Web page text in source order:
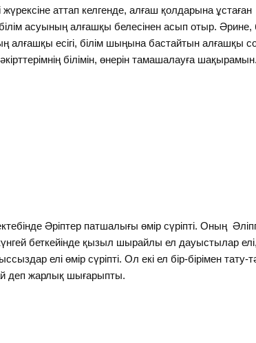
аттап келгенде, алғаш қолдарына ұстаған
білім асуының алғашқы белесінен асып отыр. Әрине,
алғашқы есігі, білім шыңына бастайтын алғашқы
білімін, өнерін тамашалауға шақырамын.
Әріптер патшалығы өмір сүріпті. Оның
беткейінде қызыл шырайлы ел дауыстылар
елі өмір сүріпті. Ол екі ел бір-бірімен тату-
деп жарлық шығарыпты.